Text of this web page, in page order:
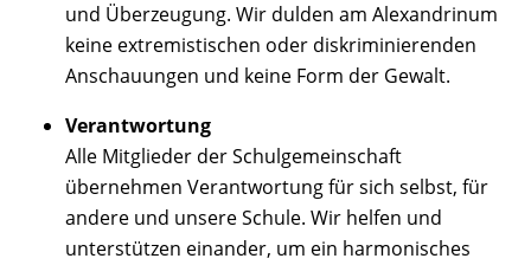
und Überzeugung. Wir dulden am Alexandrinum
keine extremistischen oder diskriminierenden
Anschauungen und keine Form der Gewalt.
Verantwortung
Alle Mitglieder der Schulgemeinschaft
übernehmen Verantwortung für sich selbst, für
andere und unsere Schule. Wir helfen und
unterstützen einander, um ein harmonisches